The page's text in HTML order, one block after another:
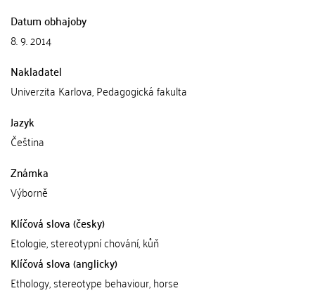
Datum obhajoby
8. 9. 2014
Nakladatel
Univerzita Karlova, Pedagogická fakulta
Jazyk
Čeština
Známka
Výborně
Klíčová slova (česky)
Etologie, stereotypní chování, kůň
Klíčová slova (anglicky)
Ethology, stereotype behaviour, horse